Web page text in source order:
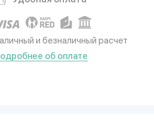
и безналичный расчет
об оплате